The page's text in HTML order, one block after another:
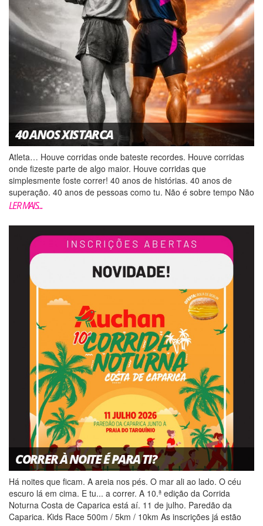
40 ANOS XISTARCA
Atleta… Houve corridas onde bateste recordes. Houve corridas
onde fizeste parte de algo maior. Houve corridas que
simplesmente foste correr! 40 anos de histórias. 40 anos de
superação. 40 anos de pessoas como tu. Não é sobre tempo Não
é sobre ritmo É sobre e...
LER MAIS...
CORRER À NOITE É PARA TI?
Há noites que ficam. A areia nos pés. O mar ali ao lado. O céu
escuro lá em cima. E tu... a correr. A 10.ª edição da Corrida
Noturna Costa de Caparica está aí. 11 de julho. Paredão da
Caparica. Kids Race 500m / 5km / 10km As inscrições já estão